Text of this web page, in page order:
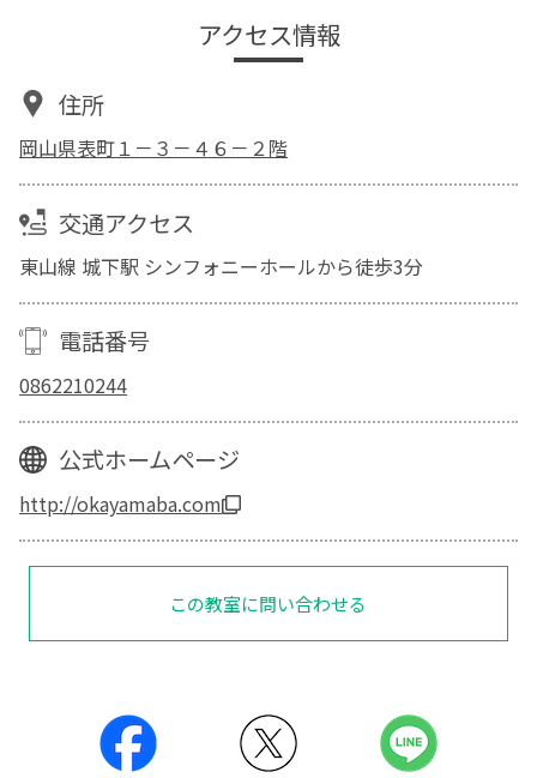
アクセス情報
住所
岡山県表町１－３－４６－２階
交通アクセス
東山線 城下駅 シンフォニーホールから徒歩3分
電話番号
0862210244
公式ホームページ
http://okayamaba.com
この教室に問い合わせる